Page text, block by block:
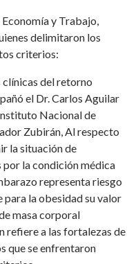
Economía y Trabajo,
delimitaron los
criterios:
clínicas del retorno
el Dr. Carlos Aguilar
Nacional de
Zubirán, Al respecto
la situación de
la condición médica
representa riesgo
la obesidad su valor
masa corporal
refiere a las fortalezas de
que se enfrentaron